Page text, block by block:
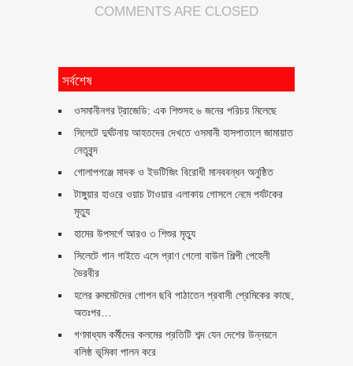
COMMENTS ARE CLOSED
সর্বশেষ
ওসমানীনগর ট্রাজেডি: এক শিশুসহ ৬ জনের পরিচয় মিলেছে
সিলেটে দুর্ঘটনায় আহতদের দেখতে ওসমানী হাসপাতালে জামায়াত
নেতৃবৃন্দ
গোলাপগঞ্জে মাদক ও ইভটিজিং বিরোধী মানববন্ধন অনুষ্ঠিত
টাঙ্গুয়ার হাওরে ওয়াচ টাওয়ার এলাকায় গোসলে নেমে পর্যটকের
মৃত্যু
হামের উপসর্গে আরও ৩ শিশুর মৃত্যু
সিলেটে গান গাইতে এসে প্রাণ গেলো বাউল শিল্পী পেহেলী
ভৈরবীর
হলের রুমমেটদের গোপন ছবি পাঠাতেন প্রবাসী প্রেমিকের কাছে,
অতঃপর…
গণমাধ্যম কর্মীদের কলমের প্রতিটি শব্দ যেন দেশের উন্নয়নে
বলিষ্ঠ ভূমিকা পালন করে